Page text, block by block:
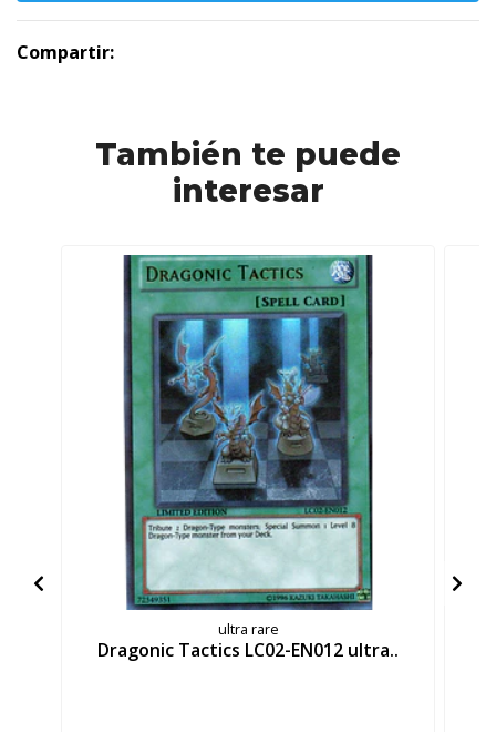
Compartir:
También te puede
interesar
ultra rare
Dragonic Tactics LC02-EN012 ultra..